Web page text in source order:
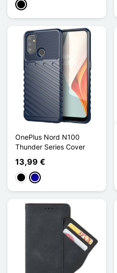
Schwarz
OnePlus Nord N100
Thunder Series Cover
13,99 €
SchwarzDunkelblau